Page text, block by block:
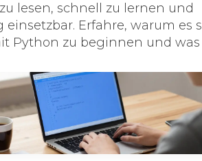
lesen, schnell zu lernen und
einsetzbar. Erfahre, warum es
Python zu beginnen und was